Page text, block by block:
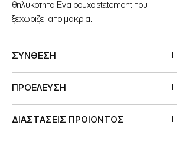
θηλυκοτητα.Ενα ρουχο statement που
ξεχωριζει απο μακρια.
ΣΥΝΘΕΣΗ
ΠΡΟΕΛΕΥΣΗ
ΔΙΑΣΤΑΣΕΙΣ ΠΡΟΙΟΝΤΟΣ